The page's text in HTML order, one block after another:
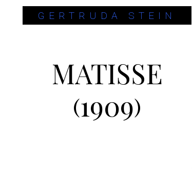
GERTRUDA STEIN
MATISSE
(1909)